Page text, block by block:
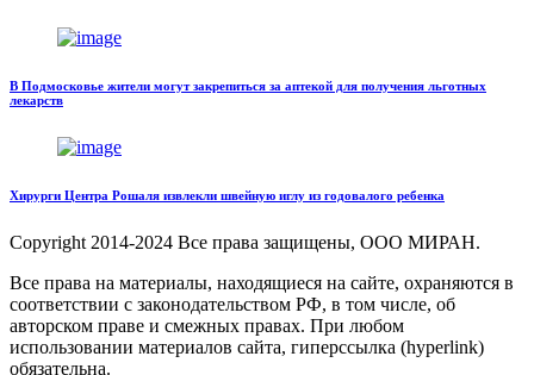
В Подмосковье жители могут закрепиться за аптекой для получения льготных
лекарств
Хирурги Центра Рошаля извлекли швейную иглу из годовалого ребенка
Copyright 2014-2024 Все права защищены, ООО МИРАН.
Все права на материалы, находящиеся на сайте, охраняются в
соответствии с законодательством РФ, в том числе, об
авторском праве и смежных правах. При любом
использовании материалов сайта, гиперссылка (hyperlink)
обязательна.